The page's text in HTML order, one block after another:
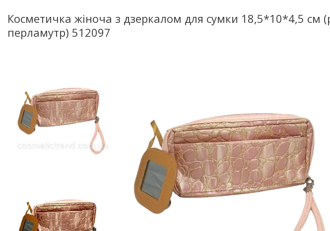
Косметичка жіноча з дзеркалом для сумки 18,5*10*4,5 см
перламутр) 512097